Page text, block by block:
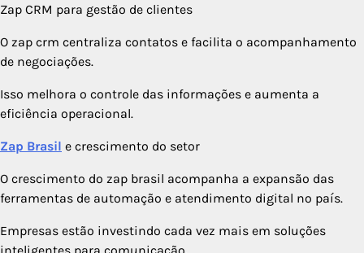
Zap CRM para gestão de clientes
O zap crm centraliza contatos e facilita o acompanhamento
de negociações.
Isso melhora o controle das informações e aumenta a
eficiência operacional.
Zap Brasil e crescimento do setor
O crescimento do zap brasil acompanha a expansão das
ferramentas de automação e atendimento digital no país.
Empresas estão investindo cada vez mais em soluções
inteligentes para comunicação.